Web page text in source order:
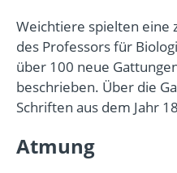
Weichtiere spielten eine
des Professors für
über 100 neue
beschrieben. Über die
Schriften aus dem Jahr
Atmung